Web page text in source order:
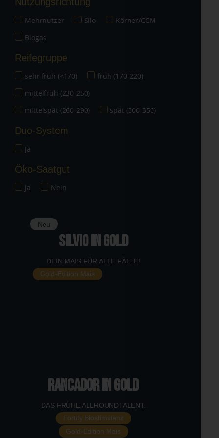
Nutzungsrichtung
Mehrnutzer Silo
Körner/CCM
Biogas
Reifegruppe
sehr früh (<170)
früh (170-220)
mittelfrüh (230-250)
mittelspät (260-290)
spät (300-350)
Duo-System
Ja
Öko-Saatgut
Ja Nein
Neu
SILVIO in GOLD
DEIN MAIS FÜR ALLE FÄLLE!
Gold-Edition Mais
RANCADOR in GOLD
DAS FRÜHE ALLROUNDTALENT.
Fortify Biostimulanz
Gold-Edition Mais